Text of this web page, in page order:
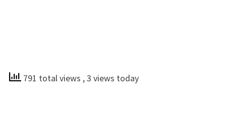
791 total views , 3 views today